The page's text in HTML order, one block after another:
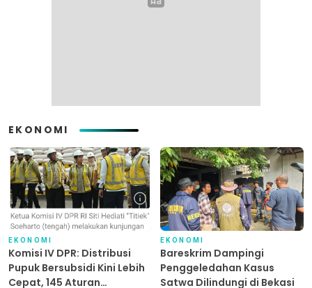
EKONOMI
EKONOMI
Komisi IV DPR: Distribusi
Pupuk Bersubsidi Kini Lebih
Cepat, 145 Aturan
EKONOMI
Bareskrim Dampingi
Penggeledahan Kasus
Satwa Dilindungi di Bekasi